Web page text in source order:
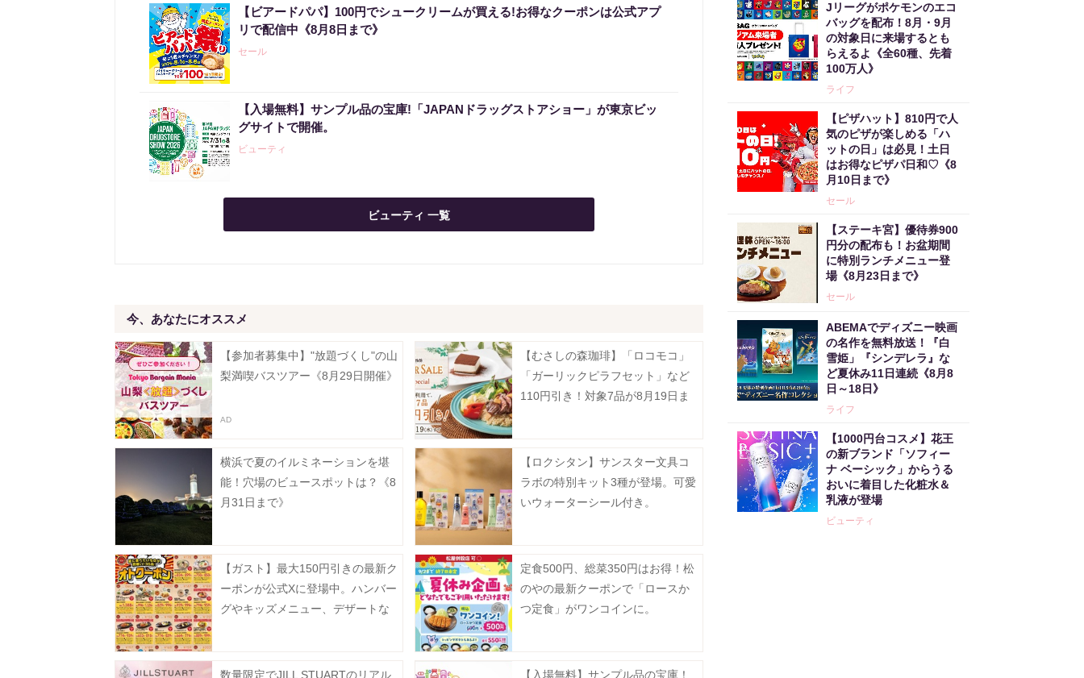
【ビアードパパ】100円でシュークリームが買える!お得なクーポンは公式アプ
リで配信中《8月8日まで》
セール
【入場無料】サンプル品の宝庫!「JAPANドラッグストアショー」が東京ビッ
グサイトで開催。
ビューティ
ビューティ 一覧
今、あなたにオススメ
【参加者募集中】"放題づくし"の山
梨満喫バスツアー《8月29日開催》
【むさしの森珈琲】「ロコモコ」
「ガーリックピラフセット」など
110円引き！対象7品が8月19日ま
横浜で夏のイルミネーションを堪
能！穴場のビュースポットは？《8
月31日まで》
【ロクシタン】サンスター文具コ
ラボの特別キット3種が登場。可愛
いウォーターシール付き。
【ガスト】最大150円引きの最新ク
ーポンが公式Xに登場中。ハンバー
グやキッズメニュー、デザートな
定食500円、総菜350円はお得！松
のやの最新クーポンで「ロースか
つ定食」がワンコインに。
数量限定でJILL STUARTのリアル 【入場無料】サンプル品の宝庫！
Jリーグがポケモンのエコ
バッグを配布！8月・9月
の対象日に来場するとも
らえるよ《全60種、先着
100万人》
ライフ
【ピザハット】810円で人
気のピザが楽しめる「ハ
ットの日」は必見！土日
はお得なピザパ日和♡《8
月10日まで》
セール
【ステーキ宮】優待券900
円分の配布も！お盆期間
に特別ランチメニュー登
場《8月23日まで》
セール
ABEMAでディズニー映画
の名作を無料放送！『白
雪姫」『シンデレラ』な
ど夏休み11日連続《8月8
日～18日》
ライフ
【1000円台コスメ】花王
の新ブランド「ソフィー
ナ ベーシック」からうる
おいに着目した化粧水＆
乳液が登場
ビューティ